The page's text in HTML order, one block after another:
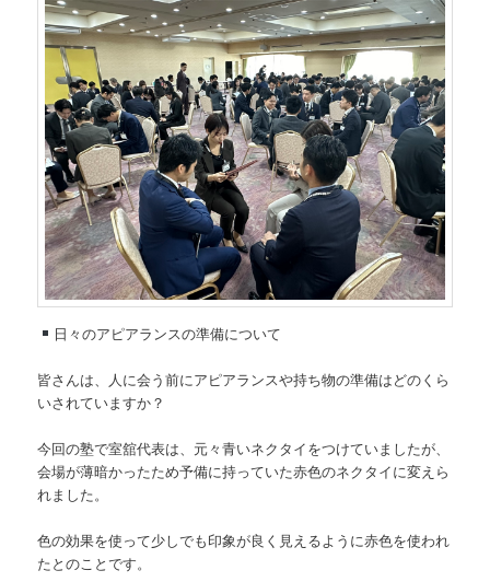
日々のアピアランスの準備について
皆さんは、人に会う前にアピアランスや持ち物の準備はどのくら
いされていますか？
今回の塾で室舘代表は、元々青いネクタイをつけていましたが、
会場が薄暗かったため予備に持っていた赤色のネクタイに変えら
れました。
色の効果を使って少しでも印象が良く見えるように赤色を使われ
たとのことです。